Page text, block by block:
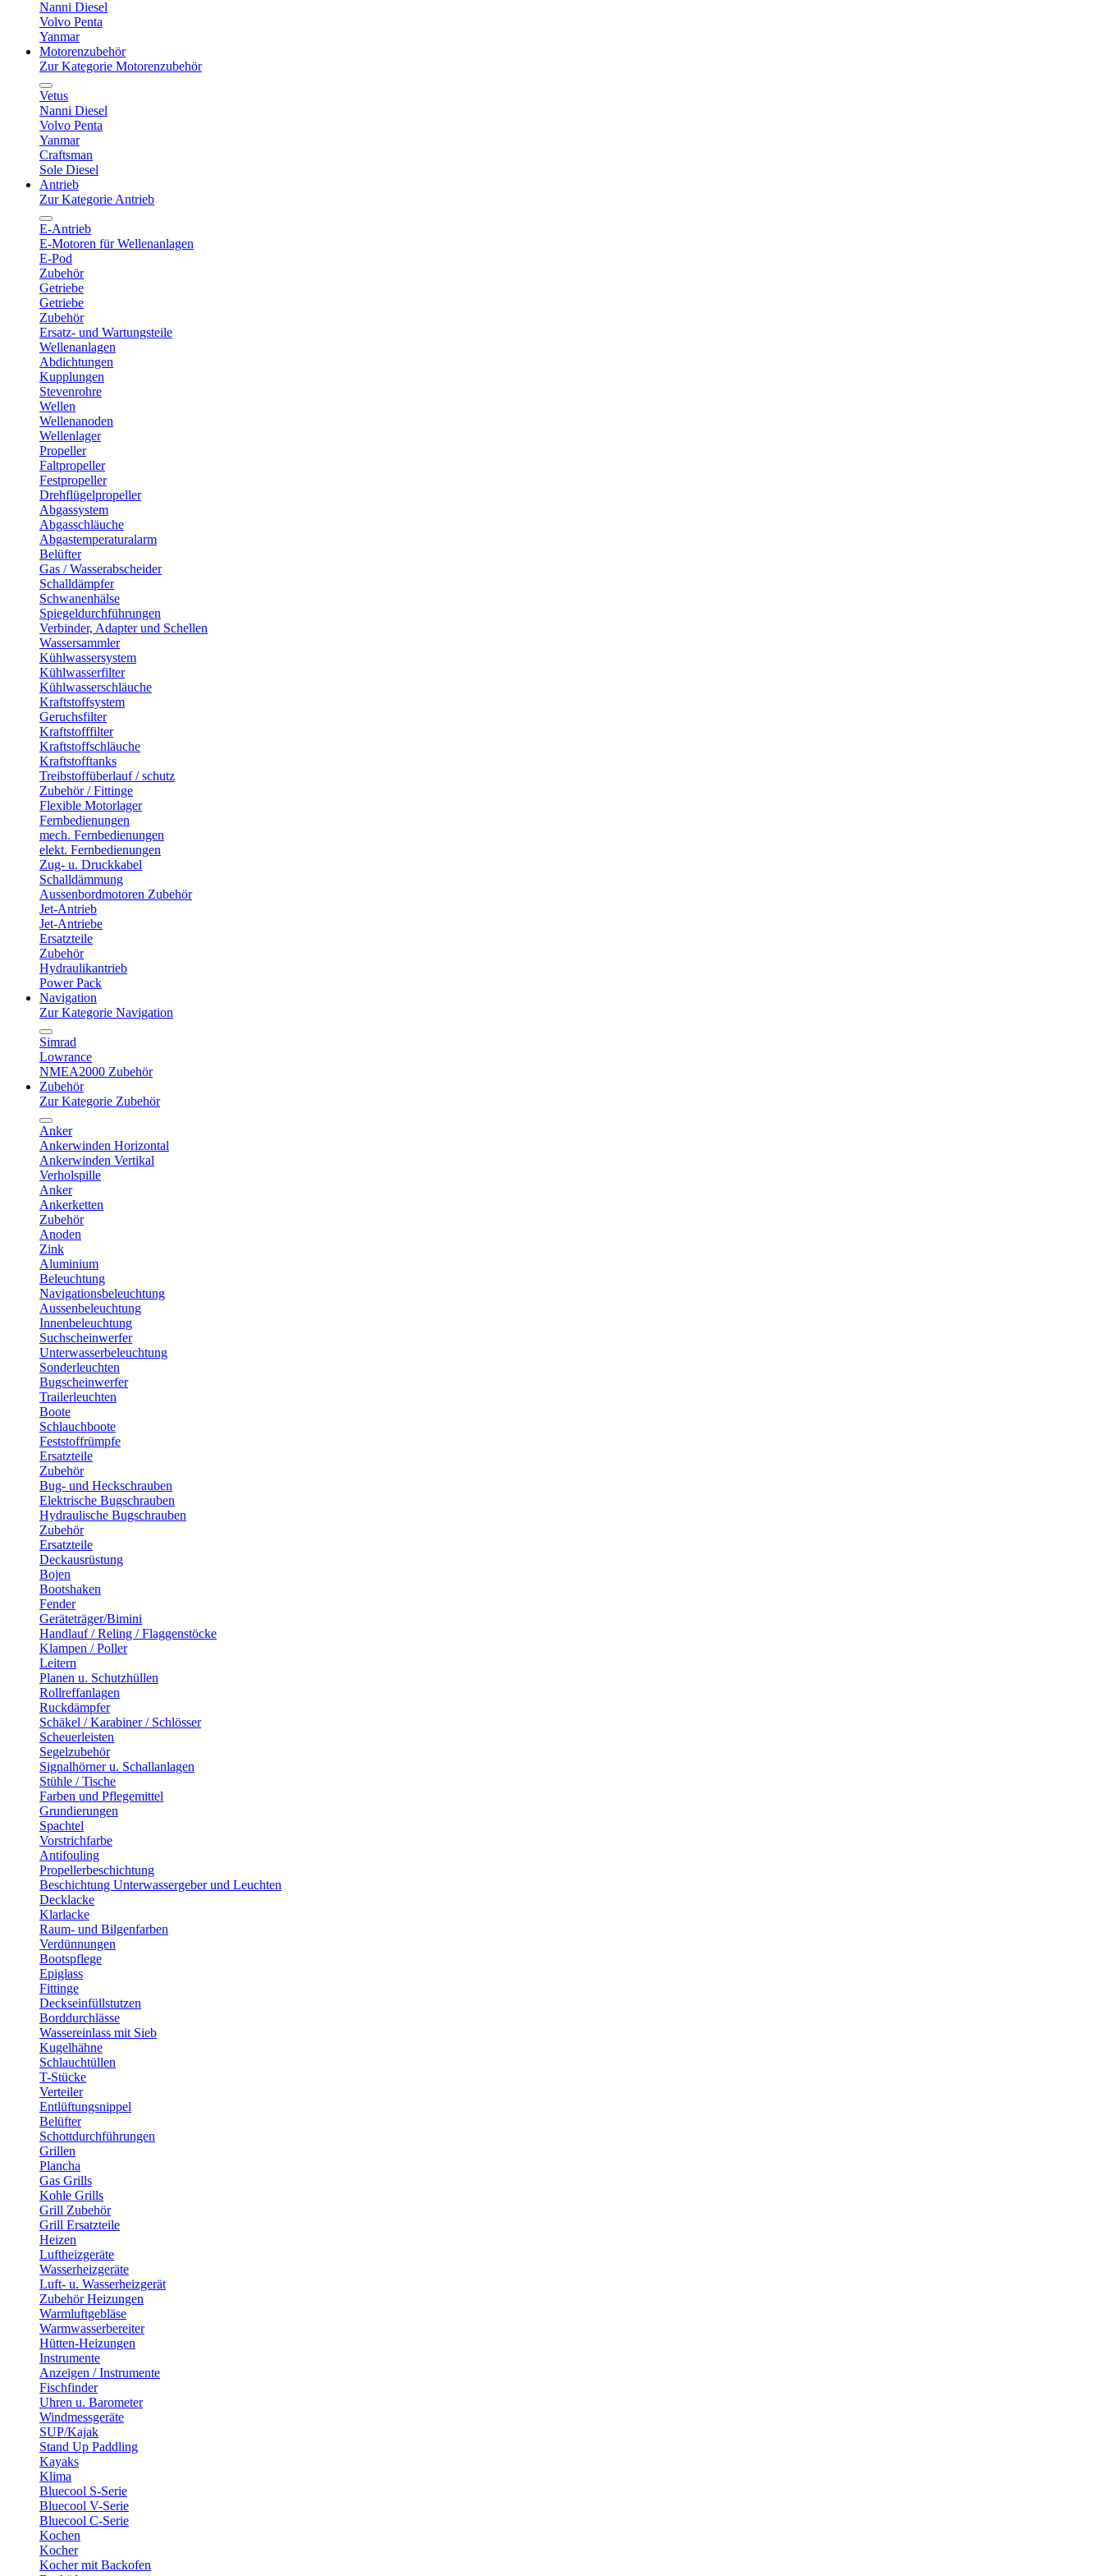
Nanni Diesel
Volvo Penta
Yanmar
Motorenzubehör
Zur Kategorie Motorenzubehör
Vetus
Nanni Diesel
Volvo Penta
Yanmar
Craftsman
Sole Diesel
Antrieb
Zur Kategorie Antrieb
E-Antrieb
E-Motoren für Wellenanlagen
E-Pod
Zubehör
Getriebe
Getriebe
Zubehör
Ersatz- und Wartungsteile
Wellenanlagen
Abdichtungen
Kupplungen
Stevenrohre
Wellen
Wellenanoden
Wellenlager
Propeller
Faltpropeller
Festpropeller
Drehflügelpropeller
Abgassystem
Abgasschläuche
Abgastemperaturalarm
Belüfter
Gas / Wasserabscheider
Schalldämpfer
Schwanenhälse
Spiegeldurchführungen
Verbinder, Adapter und Schellen
Wassersammler
Kühlwassersystem
Kühlwasserfilter
Kühlwasserschläuche
Kraftstoffsystem
Geruchsfilter
Kraftstofffilter
Kraftstoffschläuche
Kraftstofftanks
Treibstoffüberlauf / schutz
Zubehör / Fittinge
Flexible Motorlager
Fernbedienungen
mech. Fernbedienungen
elekt. Fernbedienungen
Zug- u. Druckkabel
Schalldämmung
Aussenbordmotoren Zubehör
Jet-Antrieb
Jet-Antriebe
Ersatzteile
Zubehör
Hydraulikantrieb
Power Pack
Navigation
Zur Kategorie Navigation
Simrad
Lowrance
NMEA2000 Zubehör
Zubehör
Zur Kategorie Zubehör
Anker
Ankerwinden Horizontal
Ankerwinden Vertikal
Verholspille
Anker
Ankerketten
Zubehör
Anoden
Zink
Aluminium
Beleuchtung
Navigationsbeleuchtung
Aussenbeleuchtung
Innenbeleuchtung
Suchscheinwerfer
Unterwasserbeleuchtung
Sonderleuchten
Bugscheinwerfer
Trailerleuchten
Boote
Schlauchboote
Feststoffrümpfe
Ersatzteile
Zubehör
Bug- und Heckschrauben
Elektrische Bugschrauben
Hydraulische Bugschrauben
Zubehör
Ersatzteile
Deckausrüstung
Bojen
Bootshaken
Fender
Geräteträger/Bimini
Handlauf / Reling / Flaggenstöcke
Klampen / Poller
Leitern
Planen u. Schutzhüllen
Rollreffanlagen
Ruckdämpfer
Schäkel / Karabiner / Schlösser
Scheuerleisten
Segelzubehör
Signalhörner u. Schallanlagen
Stühle / Tische
Farben und Pflegemittel
Grundierungen
Spachtel
Vorstrichfarbe
Antifouling
Propellerbeschichtung
Beschichtung Unterwassergeber und Leuchten
Decklacke
Klarlacke
Raum- und Bilgenfarben
Verdünnungen
Bootspflege
Epiglass
Fittinge
Deckseinfüllstutzen
Borddurchlässe
Wassereinlass mit Sieb
Kugelhähne
Schlauchtüllen
T-Stücke
Verteiler
Entlüftungsnippel
Belüfter
Schottdurchführungen
Grillen
Plancha
Gas Grills
Kohle Grills
Grill Zubehör
Grill Ersatzteile
Heizen
Luftheizgeräte
Wasserheizgeräte
Luft- u. Wasserheizgerät
Zubehör Heizungen
Warmluftgebläse
Warmwasserbereiter
Hütten-Heizungen
Instrumente
Anzeigen / Instrumente
Fischfinder
Uhren u. Barometer
Windmessgeräte
SUP/Kajak
Stand Up Paddling
Kayaks
Klima
Bluecool S-Serie
Bluecool V-Serie
Bluecool C-Serie
Kochen
Kocher
Kocher mit Backofen